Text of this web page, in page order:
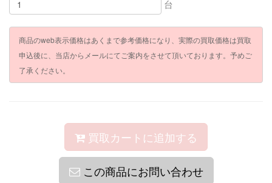
台
商品のweb表示価格はあくまで参考価格になり、実際の買取価格は買取
申込後に、当店からメールにてご案内をさせて頂いております。予めご
了承ください。
買取カートに追加する
この商品にお問い合わせ